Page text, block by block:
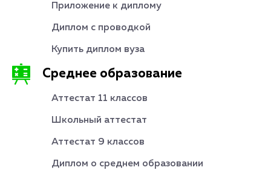
Приложение к диплому
Диплом с проводкой
Купить диплом вуза
Среднее образование
Аттестат 11 классов
Школьный аттестат
Аттестат 9 классов
Диплом о среднем образовании